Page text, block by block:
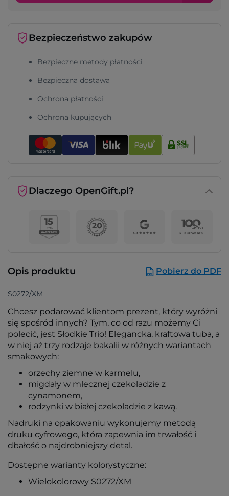
Bezpieczeństwo zakupów
Bezpieczne metody płatności
Bezpieczna dostawa
Ochrona płatności
Ochrona kupujących
Dlaczego OpenGift.pl?
Opis produktu Pobierz do PDF
S0272/XM
Chcesz podarować klientom prezent, który wyróżni
się spośród innych? Tym, co od razu możemy Ci
polecić, jest Słodkie Trio! Elegancka, kraftowa tuba, a
w niej aż trzy rodzaje bakalii w różnych wariantach
smakowych:
orzechy ziemne w karmelu,
migdały w mlecznej czekoladzie z
cynamonem,
rodzynki w białej czekoladzie z kawą.
Nadruki na opakowaniu wykonujemy metodą
druku cyfrowego, która zapewnia im trwałość i
dbałość o najdrobniejszy detal.
Dostępne warianty kolorystyczne:
Wielokolorowy S0272/XM